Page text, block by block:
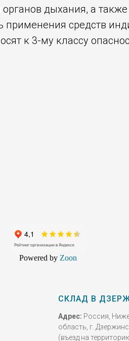
дыхания, а
применения средств
к 3-му классу
Powered by Zoon
СКЛАД В
Адрес: Россия,
область, г.
(въезд на